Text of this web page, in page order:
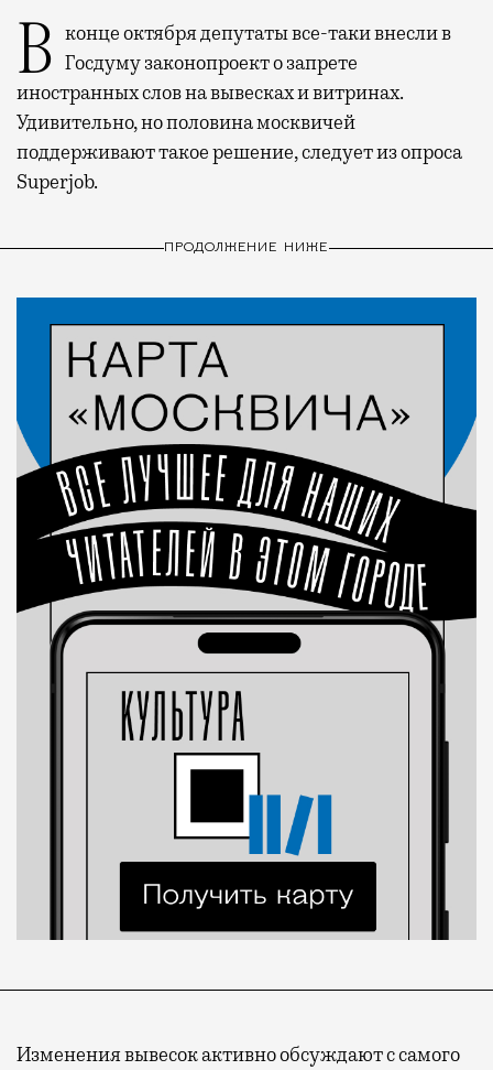
В конце октября депутаты все-таки внесли в Госдуму законопроект о запрете
иностранных слов на вывесках и витринах.
Удивительно, но половина москвичей
поддерживают такое решение, следует из опроса
Superjob.
ПРОДОЛЖЕНИЕ НИЖЕ
Изменения вывесок активно обсуждают с самого